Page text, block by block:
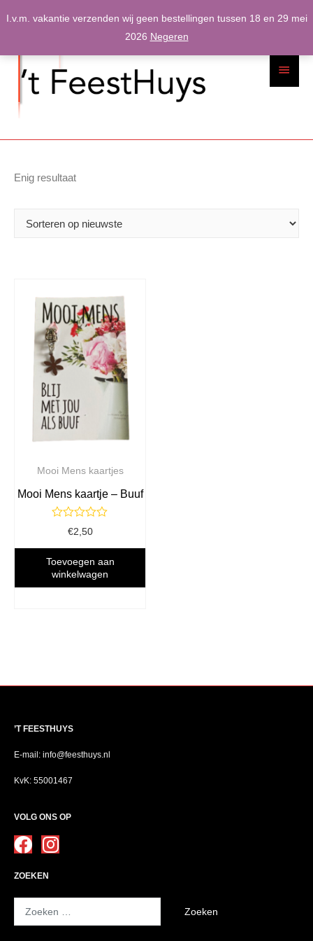
I.v.m. vakantie verzenden wij geen bestellingen tussen 18 en 29 mei
2026 Negeren
Enig resultaat
Mooi Mens kaartjes
Mooi Mens kaartje – Buuf
Gewaardeerd
uit
5
€2,50
Toevoegen aan
winkelwagen
’T FEESTHUYS
E-mail: info@feesthuys.nl
KvK: 55001467
VOLG ONS OP
ZOEKEN